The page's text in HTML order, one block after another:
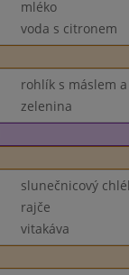
mléko
voda s citronem
rohlík s máslem
zelenina
slunečnicový
rajče
vitakáva